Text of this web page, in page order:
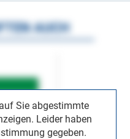
Sie abgestimmte
Leider haben
gegeben.
AUCH